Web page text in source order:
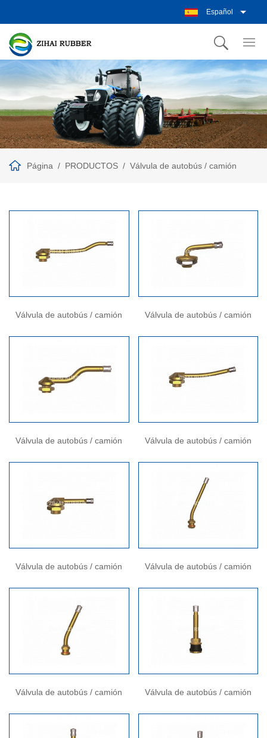
Español
Página PRODUCTOS Válvula de autobús / camión
Válvula de autobús / camión Válvula de autobús / camión
Válvula de autobús / camión Válvula de autobús / camión
Válvula de autobús / camión Válvula de autobús / camión
Válvula de autobús / camión Válvula de autobús / camión